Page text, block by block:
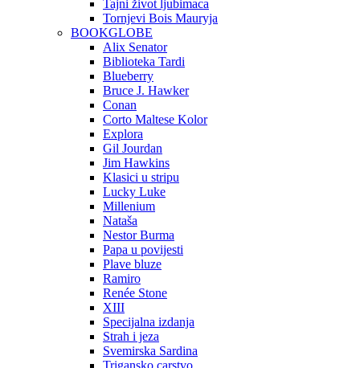
Tajni život ljubimaca
Tornjevi Bois Mauryja
BOOKGLOBE
Alix Senator
Biblioteka Tardi
Blueberry
Bruce J. Hawker
Conan
Corto Maltese Kolor
Explora
Gil Jourdan
Jim Hawkins
Klasici u stripu
Lucky Luke
Millenium
Nataša
Nestor Burma
Papa u povijesti
Plave bluze
Ramiro
Renée Stone
XIII
Specijalna izdanja
Strah i jeza
Svemirska Sardina
Trigansko carstvo